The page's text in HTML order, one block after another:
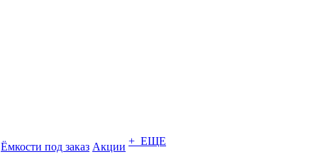
Ёмкости под заказ Акции + ЕЩЕ